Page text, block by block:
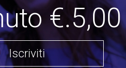
Iscriviti